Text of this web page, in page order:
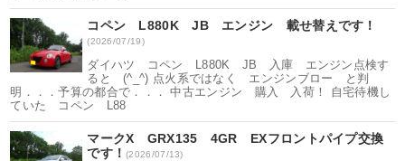
コペン L880K JB エンジン 載せ替えです！
(2026/07/19)
ダイハツ コペン L880K JB 入庫 エンジン点検す
ると (^_^) 点火系ではなく エンジンブロー と判
明．．．予算の都合で．．． 中古エンジン 購入 入荷！ 自宅待機し
ていた コペン L88
マークX GRX135 4GR EXフロントパイプ交換
です！(2026/07/13)